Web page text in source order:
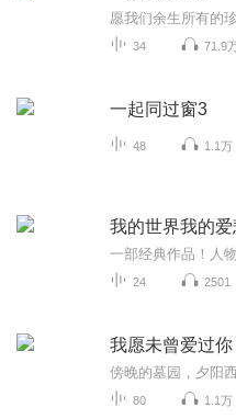
愿我们余生所有的
34 71.9
一起同过窗3
48 1.1万
我的世界我的
24 2501
我愿未曾爱过你
80 1.1万